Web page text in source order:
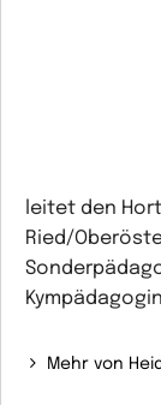
leitet den
Ried/
Mehr von